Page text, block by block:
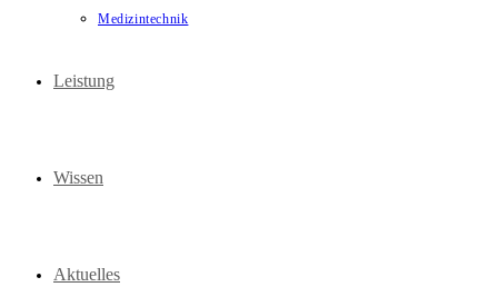
Medizintechnik
Leistung
Wissen
Aktuelles